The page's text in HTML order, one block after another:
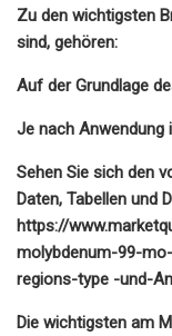
Zu den wichtigsten
sind, gehören:
Auf der Grundlage
Je nach Anwendung
Sehen Sie sich den
Daten, Tabellen und
https://
molybdenum-99-
regions-type -und-
Die wichtigsten am